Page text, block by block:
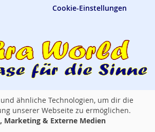
Cookie-Einstellungen
—verbindet · versorgt · verwöhnt
Ephra World. Alle Rechte vorbehalten. / All rights
ähnliche Technologien, um dir die
unserer Webseite zu ermöglichen.
Marketing & Externe Medien